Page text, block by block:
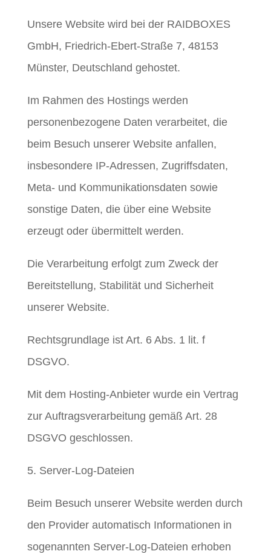
Unsere Website wird bei der RAIDBOXES
GmbH, Friedrich-Ebert-Straße 7, 48153
Münster, Deutschland gehostet.
Im Rahmen des Hostings werden
personenbezogene Daten verarbeitet, die
beim Besuch unserer Website anfallen,
insbesondere IP-Adressen, Zugriffsdaten,
Meta- und Kommunikationsdaten sowie
sonstige Daten, die über eine Website
erzeugt oder übermittelt werden.
Die Verarbeitung erfolgt zum Zweck der
Bereitstellung, Stabilität und Sicherheit
unserer Website.
Rechtsgrundlage ist Art. 6 Abs. 1 lit. f
DSGVO.
Mit dem Hosting-Anbieter wurde ein Vertrag
zur Auftragsverarbeitung gemäß Art. 28
DSGVO geschlossen.
5. Server-Log-Dateien
Beim Besuch unserer Website werden durch
den Provider automatisch Informationen in
sogenannten Server-Log-Dateien erhoben